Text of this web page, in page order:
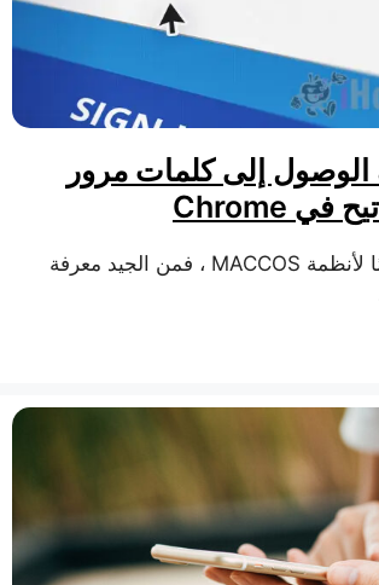
إلى كلمات مرور
إذا كنت مستخدمًا لأنظمة MACCOS ، فمن الجيد معرفة